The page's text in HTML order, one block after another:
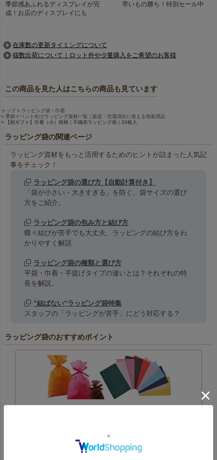
季節感あふれるディスプレイが完
成！お店のディスプレイにも
早いもの勝ち！特別セール中
在庫数の更新タイミングについて
端数出荷について｜ロット外や少量購入をご希望のお客様
この商品を見た人はこちらの商品も見ています
トップ
ラッピング袋・巾着
季節イベント向けラッピング資材一覧｜販促・売場演出に使える包装用品
【桜ギフト】巾着（小）桜柄｜不織布ラッピング袋｜20枚入
ラッピング袋の関連ページ
ラッピング資材をもっと活用するためのヒントが詰まった人気記
事をチェック！
ラッピング袋の選び方【自動計算付き】
「袋が小さい・大きすぎる」を防ぐ、袋サイズの選び
方をご紹介。
ラッピング袋の包み方と結び方
蝶々結びが苦手でも大丈夫。ラッピングの結び方をわ
かりやすく解説
ラッピング袋の種類と選び方
平袋・巾着・手提げタイプの違いとは？それぞれの特
長を解説。
”結ばない”ラッピング袋特集
スタッフの「ラッピングが苦手」にどう対応する？
ラッピング袋のおすすめポイント
バリエーションを展開。販促や店舗利用に最適です。